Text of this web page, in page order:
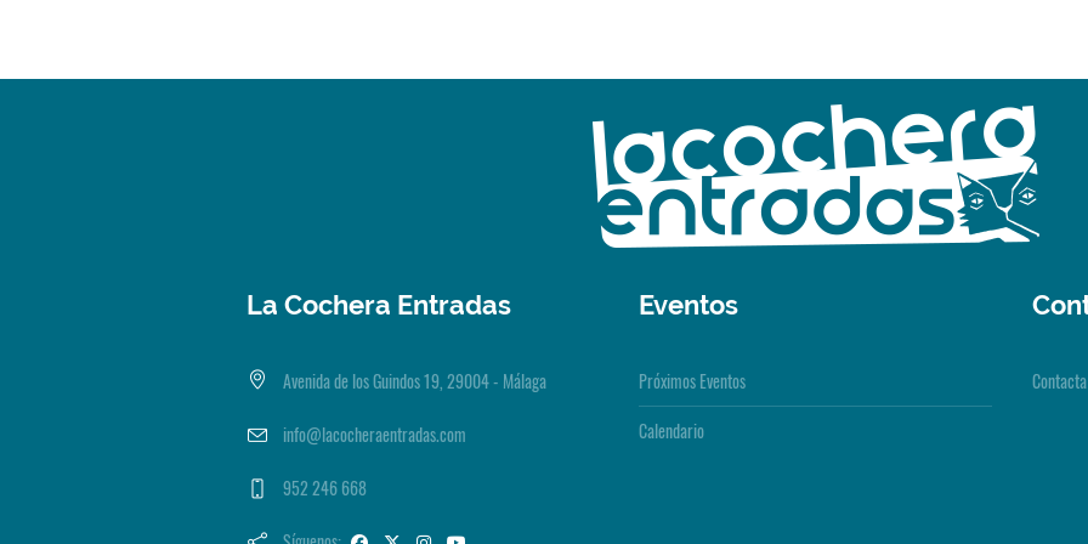
La Cochera Entradas
Avenida de los Guindos 19, 29004 - Málaga
info@lacocheraentradas.com
952 246 668
Eventos
Próximos Eventos
Calendario